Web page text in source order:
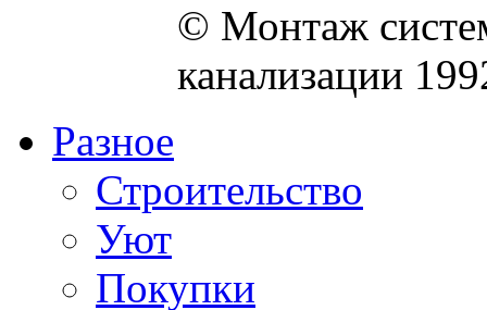
© Монтаж
канализации
Разное
Строительство
Уют
Покупки